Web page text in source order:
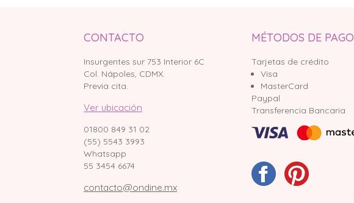
CONTACTO
Insurgentes sur 753 Interior 6C
Col. Nápoles, CDMX.
Previa cita.
Ver ubicación
01800 849 31 02
(55) 5543 3993
Whatsapp
55 3454 6674
contacto@ondine.mx
MÉTODOS DE PAGO
Tarjetas de crédito
Visa
MasterCard
Paypal
Transferencia Bancaria